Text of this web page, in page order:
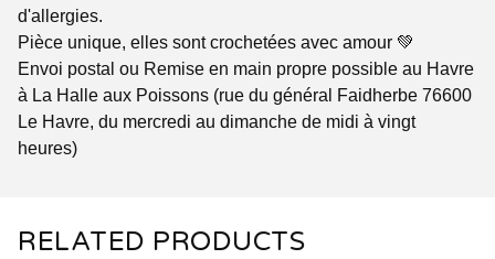
d'allergies.
Pièce unique, elles sont crochetées avec amour 💚
Envoi postal ou Remise en main propre possible au Havre
à La Halle aux Poissons (rue du général Faidherbe 76600
Le Havre, du mercredi au dimanche de midi à vingt
heures)
RELATED PRODUCTS